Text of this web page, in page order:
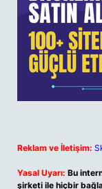
Reklam ve İletişim:
Yasal Uyarı: Bu
şirketi ile hiçbir